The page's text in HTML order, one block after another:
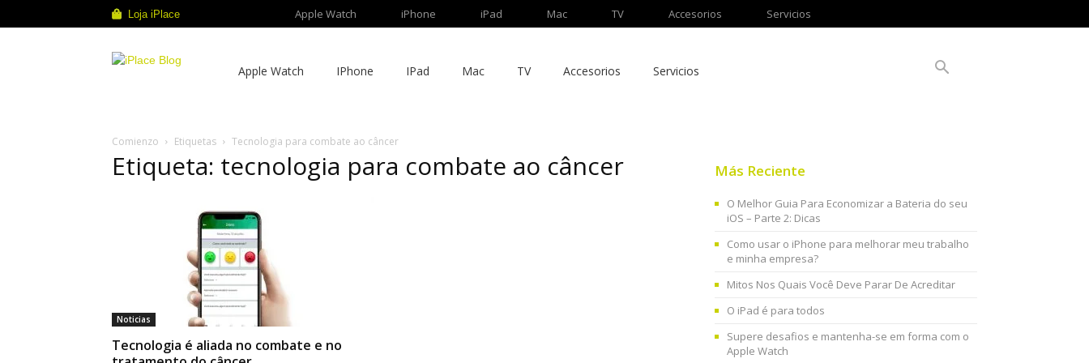
Loja iPlace Apple Watch iPhone iPad Mac TV Accesorios Servicios
Apple Watch IPhone IPad Mac TV Accesorios Servicios
Comienzo Etiquetas Tecnologia para combate ao câncer
Etiqueta: tecnologia para combate ao câncer
Noticias
Tecnologia é aliada no combate e no
Más Reciente
O Melhor Guia Para Economizar a Bateria do seu
iOS – Parte 2: Dicas
Como usar o iPhone para melhorar meu trabalho
e minha empresa?
Mitos Nos Quais Você Deve Parar De Acreditar
O iPad é para todos
Supere desafios e mantenha-se em forma com o
Apple Watch